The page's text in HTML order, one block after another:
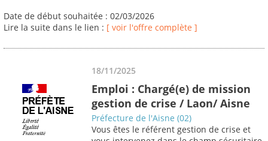
Date de début souhaitée : 02/03/2026
Lire la suite dans le lien : [ voir l'offre complète ]
18/11/2025
Emploi : Chargé(e) de mission
gestion de crise / Laon/ Aisne
Préfecture de l'Aisne (02)
Vous êtes le référent gestion de crise et